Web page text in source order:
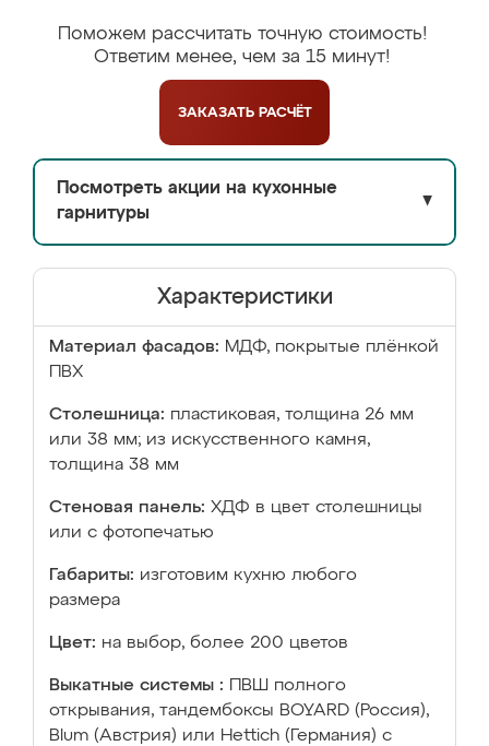
Поможем рассчитать точную стоимость!
Ответим менее, чем за 15 минут!
ЗАКАЗАТЬ РАСЧЁТ
Посмотреть акции на кухонные
гарнитуры
▼
Характеристики
Материал фасадов: МДФ, покрытые плёнкой
ПВХ
Столешница: пластиковая, толщина 26 мм
или 38 мм; из искусственного камня,
толщина 38 мм
Стеновая панель: ХДФ в цвет столешницы
или с фотопечатью
Габариты: изготовим кухню любого
размера
Цвет: на выбор, более 200 цветов
Выкатные системы :
ПВШ полного
открывания, тандембоксы BOYARD (Россия),
Blum (Австрия) или Hettich (Германия) с